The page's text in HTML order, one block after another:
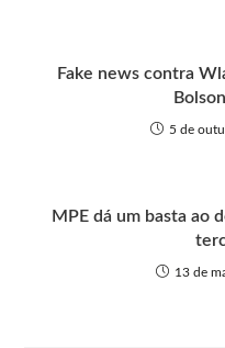
Fake news contra
5 de
MPE dá um basta ao
13 de